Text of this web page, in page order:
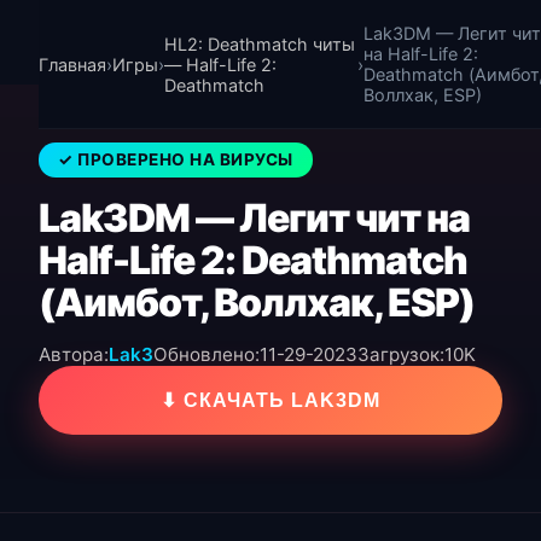
Главная›Игры›
HL2: Deathmatch читы
— Half-Life 2:
Deathmatch
›
Lak3DM — Легит чит
на Half-Life 2:
Deathmatch
Воллхак, ESP)
✓ ПРОВЕРЕНО НА ВИРУСЫ
Lak3DM — Легит чит на
Half-Life 2: Deathmatch
(Аимбот, Воллхак, ESP)
Автора:Lak3Обновлено:11-29-2023Загрузок:10K
⬇ СКАЧАТЬ LAK3DM